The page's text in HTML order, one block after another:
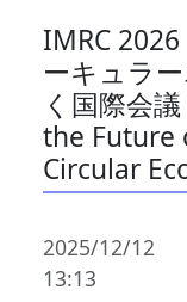
IMRC
ーキュラ
く国際会
the Future
Circular
2025/12/12
13:13